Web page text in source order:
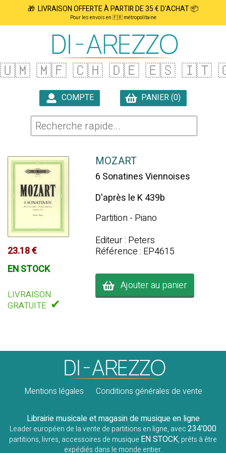
🎁 LIVRAISON OFFERTE À PARTIR DE 35 € D'ACHAT 📦
Pour les envois en 🇫🇷 métropolitaine
🇺🇲 🇲🇫 🇨🇭 🇩🇪 🇪🇸 🇮🇹
COMPTE
PANIER (0)
23.18 €
EN STOCK
LIVRAISON
GRATUITE ✔
MOZART
6 Sonatines Viennoises
D'après le K 439b
Partition - Piano
Editeur : Peters
Référence : EP4615
Ajouter au panier
Mentions légales Conditions générales de vente
Librairie musicale et magasin de musique en ligne
Leader européen de la vente de partitions en ligne, avec234'000
partitions, livres, accessoires de musique EN STOCK, prêts à être
expédiés dans le monde entier.